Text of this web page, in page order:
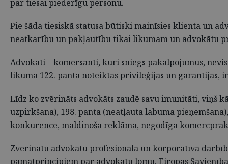
par tiesai piederīgu personu.
Pie šāda tiesiskā statusa būtiski mainīsies klienta un
neatkarību un pakļautību tikai likumam un advokātu
Advokāti – komersanti, kuri sniegs pakalpojumus,
likuma 122. pantā noteiktās privilēģijas un garantijas,
Līdz ko zvērināts advokāts zaudē savu imunitāti, viņš
uzpirkšana), 198. panta (neatļauta labuma
konkurence, maldinoša reklāma, negodīga
Zvērinātu advokātu profesionālā un korporatīvā
pamatprincipiem par advokātu lomu, Eiropas